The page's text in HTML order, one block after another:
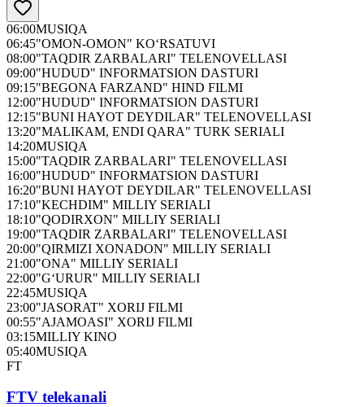
06:00MUSIQA
06:45"OMON-OMON" KO‘RSATUVI
08:00"TAQDIR ZARBALARI" TELENOVELLASI
09:00"HUDUD" INFORMATSION DASTURI
09:15"BEGONA FARZAND" HIND FILMI
12:00"HUDUD" INFORMATSION DASTURI
12:15"BUNI HAYOT DEYDILAR" TELENOVELLASI
13:20"MALIKAM, ENDI QARA" TURK SERIALI
14:20MUSIQA
15:00"TAQDIR ZARBALARI" TELENOVELLASI
16:00"HUDUD" INFORMATSION DASTURI
16:20"BUNI HAYOT DEYDILAR" TELENOVELLASI
17:10"KECHDIM" MILLIY SERIALI
18:10"QODIRXON" MILLIY SERIALI
19:00"TAQDIR ZARBALARI" TELENOVELLASI
20:00"QIRMIZI XONADON" MILLIY SERIALI
21:00"ONA" MILLIY SERIALI
22:00"G‘URUR" MILLIY SERIALI
22:45MUSIQA
23:00"JASORAT" XORIJ FILMI
00:55"AJAMOASI" XORIJ FILMI
03:15MILLIY KINO
05:40MUSIQA
FT
FTV telekanali